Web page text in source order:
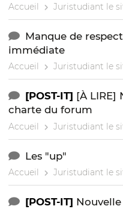
Accueil Juristudiant le
Manque de
immédiate
Accueil Juristudiant le
[POST-IT] [À LIRE]
charte du forum
Accueil Juristudiant le
Les "up"
Accueil Juristudiant le
[POST-IT]